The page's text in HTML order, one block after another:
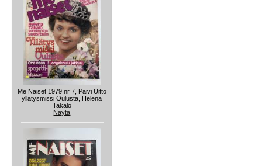
Me Naiset 1979 nr 7, Päivi Uitto
yllätysmissi Oulusta, Helena
Takalo
Näytä